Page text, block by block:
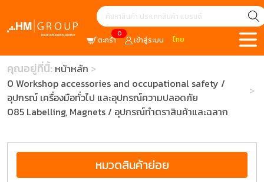
0
ตะกร้า เข้าสู่ระบบ ไทย
คุณอยู่ที่นี้: หน้าหลัก
0 Workshop accessories and occupational safety /
อุปกรณ์ เครื่องมือทั่วไป และอุปกรณ์ความปลอดภัย
085 Labelling, Magnets / อุปกรณ์ทำตราสินค้าและฉลาก
หมวดสินค้าย่อย